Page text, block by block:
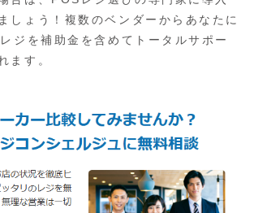
しょう！複数のベンダーからあなたに
ジを補助金を含めてトータルサポー
ます。